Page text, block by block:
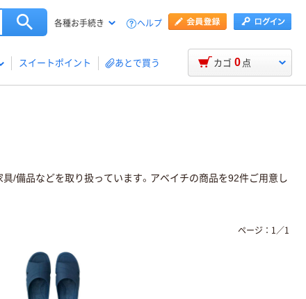
各種お手続き ヘルプ
スイートポイント あとで買う カゴ 0 点
具/備品などを取り扱っています。アベイチの商品を92件ご用意し
ページ： 1 ／1